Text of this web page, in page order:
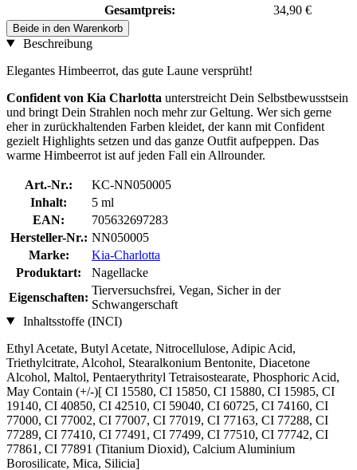
Gesamtpreis:
34,90 €
Beide in den Warenkorb
Beschreibung
Elegantes Himbeerrot, das gute Laune versprüht!
Confident von Kia Charlotta unterstreicht Dein Selbstbewusstsein
und bringt Dein Strahlen noch mehr zur Geltung. Wer sich gerne
eher in zurückhaltenden Farben kleidet, der kann mit Confident
gezielt Highlights setzen und das ganze Outfit aufpeppen. Das
warme Himbeerrot ist auf jeden Fall ein Allrounder.
Art.-Nr.:
KC-NN050005
Inhalt:
5 ml
EAN:
705632697283
Hersteller-Nr.: NN050005
Marke:
Kia-Charlotta
Produktart:
Nagellacke
Eigenschaften:
Tierversuchsfrei, Vegan, Sicher in der
Schwangerschaft
Inhaltsstoffe (INCI)
Ethyl Acetate, Butyl Acetate, Nitrocellulose, Adipic Acid,
Triethylcitrate, Alcohol, Stearalkonium Bentonite, Diacetone
Alcohol, Maltol, Pentaerythrityl Tetraisostearate, Phosphoric Acid,
May Contain (+/-)[ CI 15580, CI 15850, CI 15880, CI 15985, CI
19140, CI 40850, CI 42510, CI 59040, CI 60725, CI 74160, CI
77000, CI 77002, CI 77007, CI 77019, CI 77163, CI 77288, CI
77289, CI 77410, CI 77491, CI 77499, CI 77510, CI 77742, CI
77861, CI 77891 (Titanium Dioxid), Calcium Aluminium
Borosilicate, Mica, Silicia]